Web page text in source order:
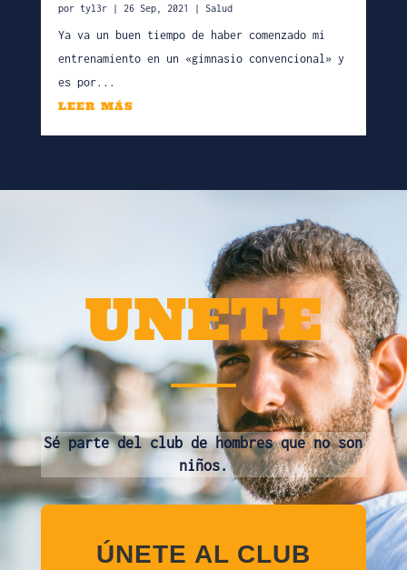
por tyl3r| 26 Sep, 2021 | Salud
Ya va un buen tiempo de haber comenzado mi
entrenamiento en un «gimnasio convencional» y
es por...
LEER MÁS
UNETE
Sé parte del club de hombres que no son
niños.
ÚNETE AL CLUB